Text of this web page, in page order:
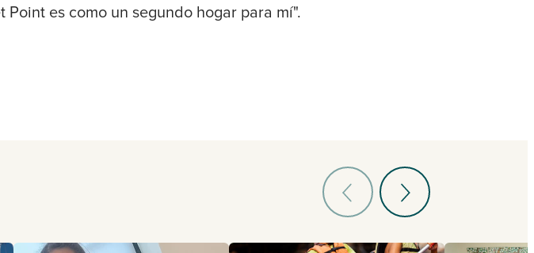
es como un segundo hogar para mí".